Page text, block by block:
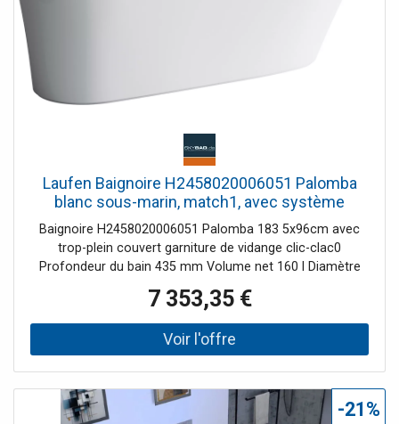
Laufen Baignoire H2458020006051 Palomba
blanc sous-marin, match1, avec système
balnéo
Baignoire H2458020006051 Palomba 183 5x96cm avec
trop-plein couvert garniture de vidange clic-clac0
Profondeur du bain 435 mm Volume net 160 l Diamètre
7 353,35 €
-21%